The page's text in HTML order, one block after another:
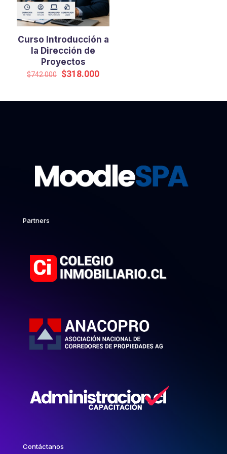
Curso Introducción a
la Dirección de
Proyectos
$742.000 El
era:
$318.000El
es:
Partners
Contáctanos